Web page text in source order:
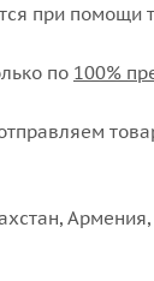
при помощи
по 100%